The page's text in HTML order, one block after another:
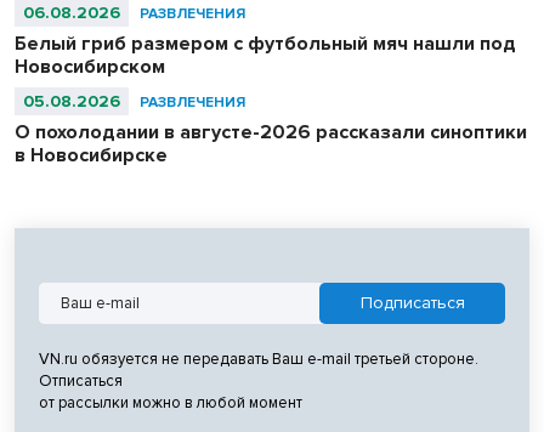
06.08.2026 РАЗВЛЕЧЕНИЯ
Белый гриб размером с футбольный мяч нашли под
Новосибирском
05.08.2026 РАЗВЛЕЧЕНИЯ
О похолодании в августе-2026 рассказали синоптики
в Новосибирске
VN.ru обязуется не передавать Ваш e-mail третьей стороне.
Отписаться
от рассылки можно в любой момент